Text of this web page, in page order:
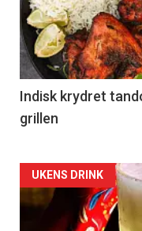
Indisk krydret
grillen
Forsiden
akkurat
UKENS DRINK